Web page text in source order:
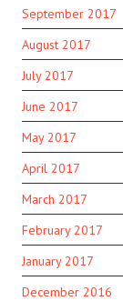
September 2017
August 2017
July 2017
June 2017
May 2017
April 2017
March 2017
February 2017
January 2017
December 2016